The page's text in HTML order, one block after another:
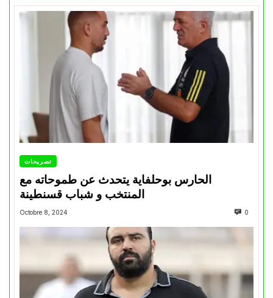
تصريحات
الحارس بوحلفاية يتحدث عن طموحاته مع
المنتخب و شباب قسنطينة
Octobre 8, 2024 0